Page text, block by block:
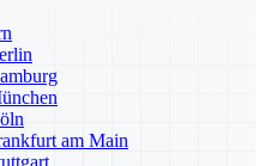
am Main